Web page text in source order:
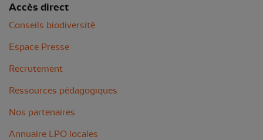
Accès direct
Conseils biodiversité
Espace Presse
Recrutement
Ressources pédagogiques
Nos partenaires
Annuaire LPO locales